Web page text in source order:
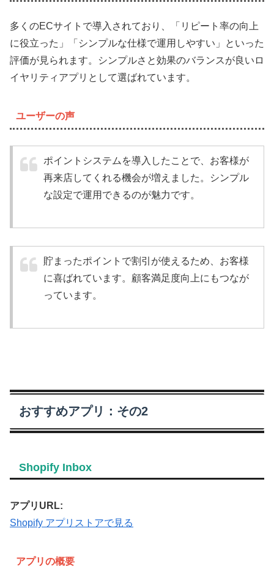
多くのECサイトで導入されており、「リピート率の向上
に役立った」「シンプルな仕様で運用しやすい」といった
評価が見られます。シンプルさと効果のバランスが良いロ
イヤリティアプリとして選ばれています。
ユーザーの声
ポイントシステムを導入したことで、お客様が
再来店してくれる機会が増えました。シンプル
な設定で運用できるのが魅力です。
貯まったポイントで割引が使えるため、お客様
に喜ばれています。顧客満足度向上にもつなが
っています。
おすすめアプリ：その2
Shopify Inbox
アプリURL:
Shopify アプリストアで見る
アプリの概要